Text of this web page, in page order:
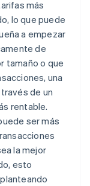
más
lo que puede
a empezar
de
tamaño o que
una
de un
rentable.
ser más
la mejor
esto